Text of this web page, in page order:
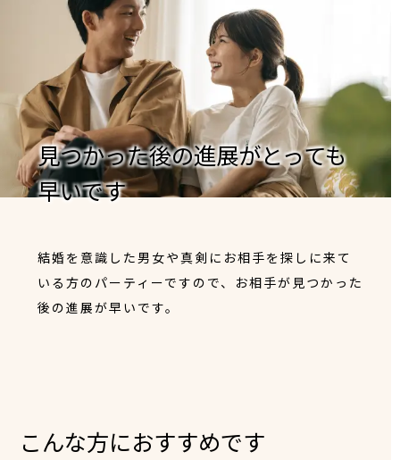
見つかった後の進展がとっても
早いです
結婚を意識した男女や真剣にお相手を探しに来て
いる方のパーティーですので、お相手が見つかった
後の進展が早いです。
こんな方におすすめです